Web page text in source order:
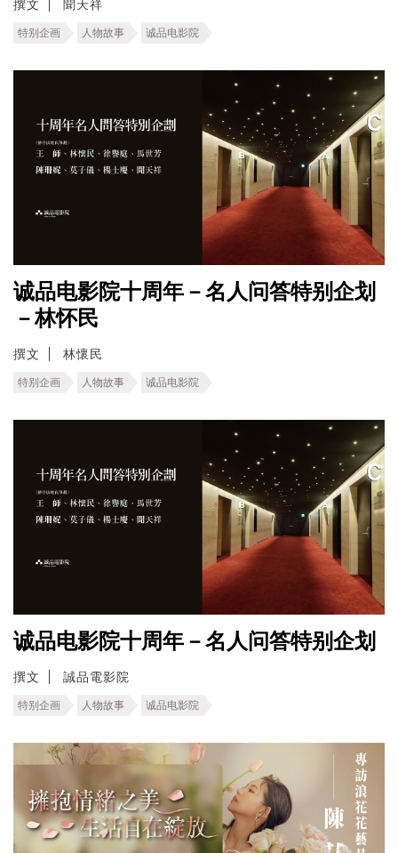
撰文 聞天祥
特别企画 人物故事 诚品电影院
诚品电影院十周年－名人问答特别企划
－林怀民
撰文 林懷民
特别企画 人物故事 诚品电影院
诚品电影院十周年－名人问答特别企划
撰文 誠品電影院
特别企画 人物故事 诚品电影院